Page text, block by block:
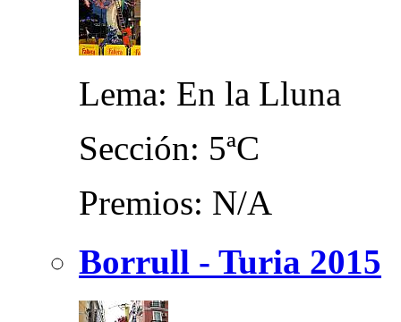
Lema: En la Lluna
Sección: 5ªC
Premios: N/A
Borrull - Turia 2015